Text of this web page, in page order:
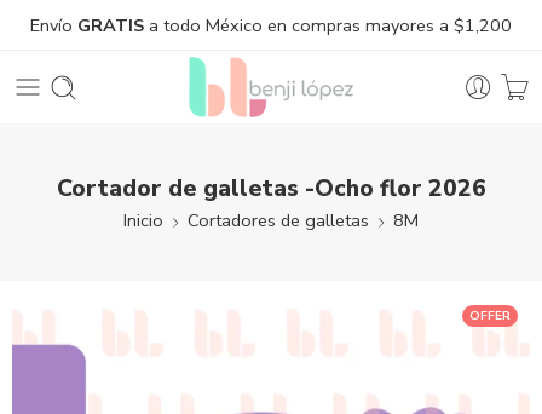
Envío GRATIS a todo México en compras mayores a $1,200
Cortador de galletas -Ocho flor 2026
Inicio Cortadores de galletas 8M
OFFER